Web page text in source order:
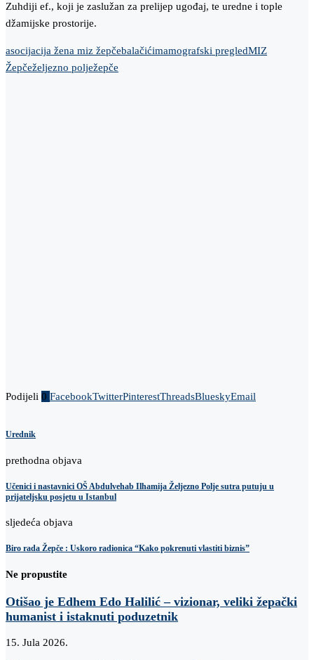
Zuhdiji ef., koji je zaslužan za prelijep ugođaj, te uredne i tople
džamijske prostorije.
asocijacija žena miz žepčebalačićimamografski pregledMIZ
Žepčeželjezno polježepče
Podijeli 0 FacebookTwitterPinterestThreadsBlueskyEmail
Urednik
prethodna objava
Učenici i nastavnici OŠ Abdulvehab Ilhamija Željezno Polje sutra putuju u
prijateljsku posjetu u Istanbul
sljedeća objava
Biro rada Žepče : Uskoro radionica “Kako pokrenuti vlastiti biznis”
Ne propustite
Otišao je Edhem Edo Halilić – vizionar, veliki žepački
humanist i istaknuti poduzetnik
15. Jula 2026.